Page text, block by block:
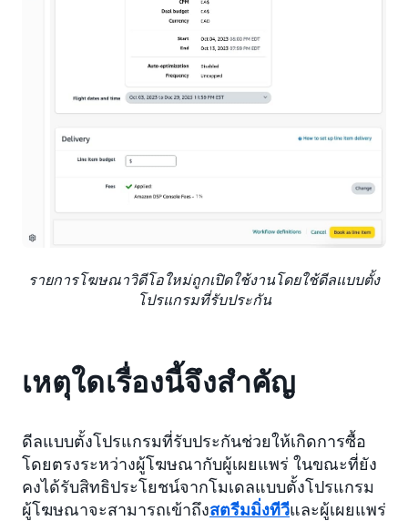
รายการโฆษณาวิดีโอใหม่ถูกเปิดใช้งานโดยใช้ดีลแบบตั้ง
โปรแกรมที่รับประกัน
เหตุใดเรื่องนี้จึงสำคัญ
ดีลแบบตั้งโปรแกรมที่รับประกันช่วยให้เกิดการซื้อ
โดยตรงระหว่างผู้โฆษณากับผู้เผยแพร่ ในขณะที่ยัง
คงได้รับสิทธิประโยชน์จากโมเดลแบบตั้งโปรแกรม
ผู้โฆษณาจะสามารถเข้าถึงสตรีมมิ่งทีวีและผู้เผยแพร่